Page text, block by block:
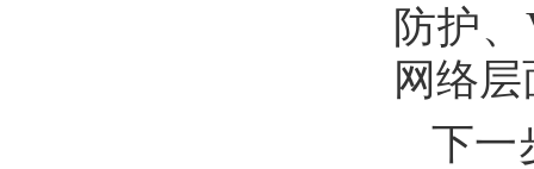
防护
网络
下一